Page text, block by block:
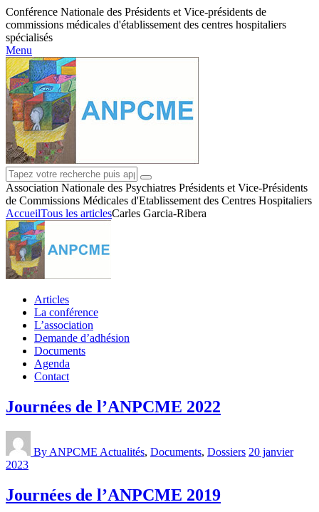
Conférence Nationale des Présidents et Vice-présidents de
commissions médicales d'établissement des centres hospitaliers
spécialisés
Menu
Association Nationale des Psychiatres Présidents et Vice-Présidents
de Commissions Médicales d'Etablissement des Centres Hospitaliers
AccueilTous les articlesCarles Garcia-Ribera
Articles
La conférence
L’association
Demande d’adhésion
Documents
Agenda
Contact
Journées de l’ANPCME 2022
By ANPCME Actualités, Documents, Dossiers 20 janvier
2023
Journées de l’ANPCME 2019